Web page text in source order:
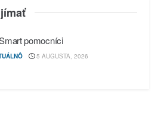
pomocníci
5 AUGUSTA, 2026